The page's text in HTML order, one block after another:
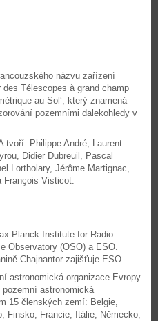
názvu zařízení
des Télescopes à grand champ
au Sol‘, který znamená
pozemními dalekohledy v
tvoří: Philippe André, Laurent
Didier Dubreuil, Pascal
Lortholary, Jérôme Martignac,
François Visticot.
Planck Institute for Radio
Observatory (OSO) a ESO.
Chajnantor zajišťuje ESO.
astronomická organizace Evropy
astronomická
15 členských zemí: Belgie,
Finsko, Francie, Itálie, Německo,